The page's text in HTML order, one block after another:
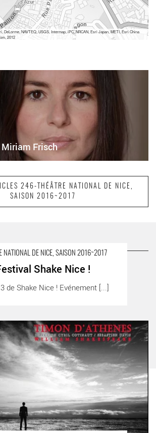
NAVTEQ, USGS, Intermap, iPC, NRCAN, Esri Japan, METI, Esri China
2012
Miriam Frisch
246-THÉÂTRE NATIONAL DE NICE,
SAISON 2016~2017
AUSSI SUR LA TERRASSE
NATIONAL DE NICE, SAISON 2016~2017
Shake Nice !
de Shake Nice ! Evénement [...]
Critique sortie Théâtre Nice Théâtre National